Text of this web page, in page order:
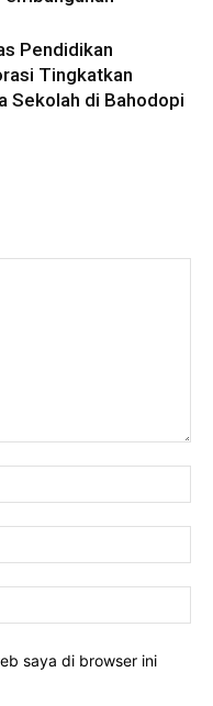
Pendidikan
Tingkatkan
Sekolah di Bahodopi
saya di browser ini